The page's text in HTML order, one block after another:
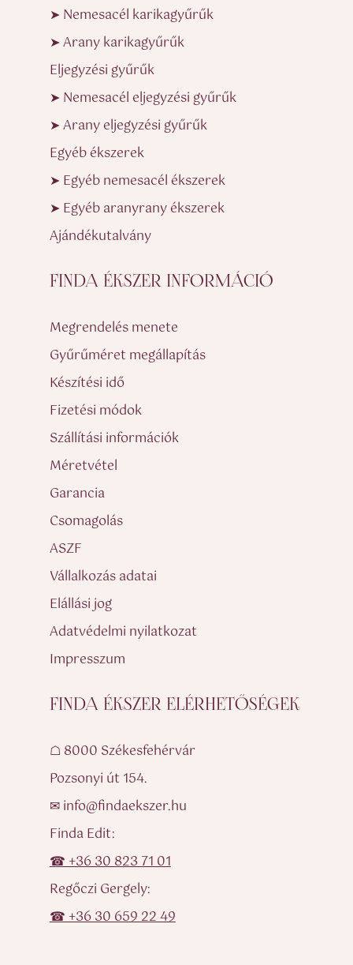
➤ Nemesacél karikagyűrűk
➤ Arany karikagyűrűk
Eljegyzési gyűrűk
➤ Nemesacél eljegyzési gyűrűk
➤ Arany eljegyzési gyűrűk
Egyéb ékszerek
➤ Egyéb nemesacél ékszerek
➤ Egyéb aranyrany ékszerek
Ajándékutalvány
FINDA ÉKSZER INFORMÁCIÓ
Megrendelés menete
Gyűrűméret megállapítás
Készítési idő
Fizetési módok
Szállítási információk
Méretvétel
Garancia
Csomagolás
ASZF
Vállalkozás adatai
Elállási jog
Adatvédelmi nyilatkozat
Impresszum
FINDA ÉKSZER ELÉRHETŐSÉGEK
☖ 8000 Székesfehérvár
Pozsonyi út 154.
✉ info@findaekszer.hu
Finda Edit:
☎ +36 30 823 71 01
Regőczi Gergely:
☎ +36 30 659 22 49